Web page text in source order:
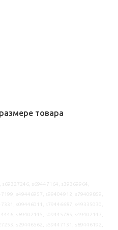
товара